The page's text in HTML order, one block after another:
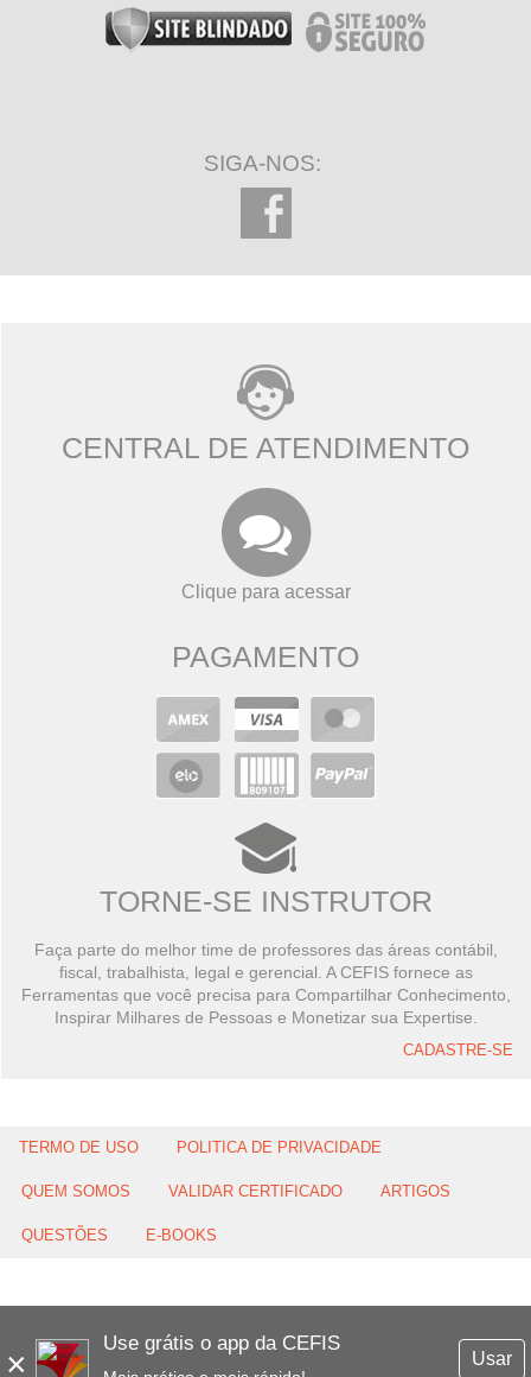
×
Use grátis o app da CEFIS
Usar
SIGA-NOS:
CENTRAL DE ATENDIMENTO
Clique para acessar
PAGAMENTO
TORNE-SE INSTRUTOR
Faça parte do melhor time de professores das áreas contábil,
fiscal, trabalhista, legal e gerencial. A CEFIS fornece as
Ferramentas que você precisa para Compartilhar Conhecimento,
Inspirar Milhares de Pessoas e Monetizar sua Expertise.
CADASTRE-SE
TERMO DE USO POLITICA DE PRIVACIDADE
QUEM SOMOS VALIDAR CERTIFICADO ARTIGOS
QUESTÕES E-BOOKS